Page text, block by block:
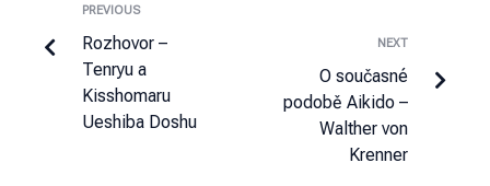
PREVIOUS
Rozhovor –
Tenryu a
Kisshomaru
Ueshiba Doshu
NEXT
O současné
podobě Aikido –
Walther von
Krenner